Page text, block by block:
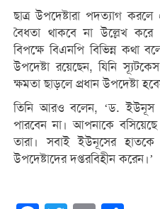
ছাত্র উপদেষ্টারা পদত্যাগ
বৈধতা থাকবে না উল্লেখ করে
বিপক্ষে বিএনপি বিভিন্ন কথা
উপদেষ্টা রয়েছেন, যিনি
ক্ষমতা ছাড়লে প্রধান উপদেষ্টা
তিনি আরও বলেন, ‘ড. ইউনূস
পারবেন না। আপনাকে
তারা। সবাই ইউনূসের
উপদেষ্টাদের দপ্তরবিহীন করেন।’